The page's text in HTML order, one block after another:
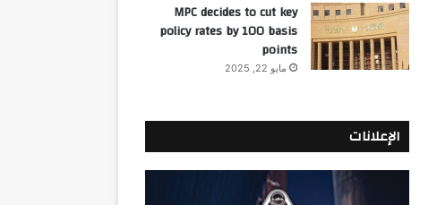
MPC decides to cut key
policy rates by 100 basis
points
مايو 22, 2025
الإعلانات